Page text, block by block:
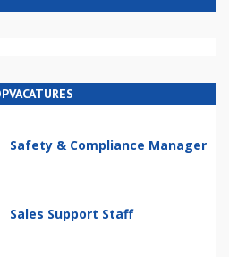
Safety & Compliance Manager
Sales Support Staff